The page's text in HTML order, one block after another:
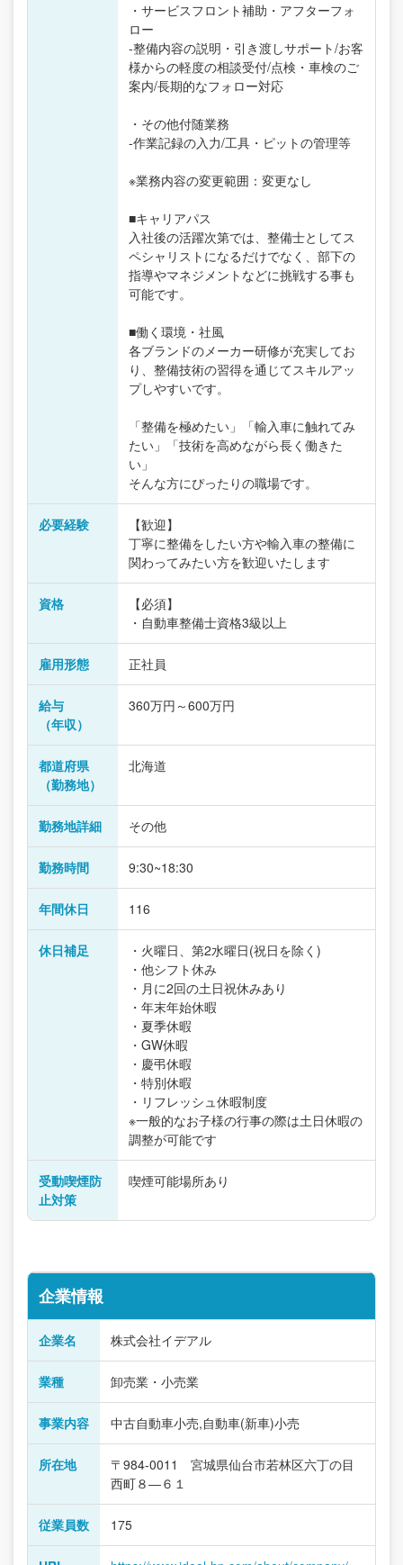
・サービスフロント補助・アフターフォ
ロー
-整備内容の説明・引き渡しサポート/お客
様からの軽度の相談受付/点検・車検のご
案内/長期的なフォロー対応
・その他付随業務
-作業記録の入力/工具・ピットの管理等
※業務内容の変更範囲：変更なし
■キャリアパス
入社後の活躍次第では、整備士としてス
ペシャリストになるだけでなく、部下の
指導やマネジメントなどに挑戦する事も
可能です。
■働く環境・社風
各ブランドのメーカー研修が充実してお
り、整備技術の習得を通じてスキルアッ
プしやすいです。
「整備を極めたい」「輸入車に触れてみ
たい」「技術を高めながら長く働きた
い」
そんな方にぴったりの職場です。
必要経験
【歓迎】
丁寧に整備をしたい方や輸入車の整備に
関わってみたい方を歓迎いたします
資格
【必須】
・自動車整備士資格3級以上
雇用形態 正社員
給与
（年収）
360万円～600万円
都道府県
（勤務地）
北海道
勤務地詳細 その他
勤務時間 9:30~18:30
年間休日 116
休日補足
・火曜日、第2水曜日(祝日を除く)
・他シフト休み
・月に2回の土日祝休みあり
・年末年始休暇
・夏季休暇
・GW休暇
・慶弔休暇
・特別休暇
・リフレッシュ休暇制度
※一般的なお子様の行事の際は土日休暇の
調整が可能です
受動喫煙防
止対策
喫煙可能場所あり
企業情報
企業名 株式会社イデアル
業種 卸売業・小売業
事業内容 中古自動車小売,自動車(新車)小売
所在地
〒984-0011 宮城県仙台市若林区六丁の目
西町８―６１
従業員数 175